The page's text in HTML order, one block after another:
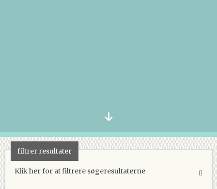
filtrer resultater
Klik her for at filtrere søgeresultaterne